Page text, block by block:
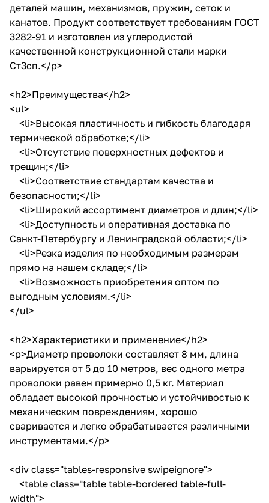
деталей машин, механизмов, пружин, сеток и
канатов. Продукт соответствует требованиям ГОСТ
3282-91 и изготовлен из углеродистой
качественной конструкционной стали марки
Ст3сп.</p>
<h2>Преимущества</h2>
<ul>
<li>Высокая пластичность и гибкость благодаря
термической обработке;</li>
<li>Отсутствие поверхностных дефектов и
трещин;</li>
<li>Соответствие стандартам качества и
безопасности;</li>
<li>Широкий ассортимент диаметров и длин;</li>
<li>Доступность и оперативная доставка по
Санкт-Петербургу и Ленинградской области;</li>
<li>Резка изделия по необходимым размерам
прямо на нашем складе;</li>
<li>Возможность приобретения оптом по
выгодным условиям.</li>
</ul>
<h2>Характеристики и применение</h2>
<p>Диаметр проволоки составляет 8 мм, длина
варьируется от 5 до 10 метров, вес одного метра
проволоки равен примерно 0,5 кг. Материал
обладает высокой прочностью и устойчивостью к
механическим повреждениям, хорошо
сваривается и легко обрабатывается различными
инструментами.</p>
<div class="tables-responsive swipeignore">
<table class="table table-bordered table-full-
width">